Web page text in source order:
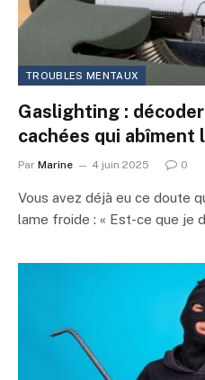
TROUBLES MENTAUX
Gaslighting :
cachées qui abîment
Par Marine 4 juin 2025 0
Vous avez déjà eu ce doute
lame froide : « Est-ce que je